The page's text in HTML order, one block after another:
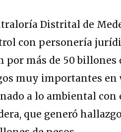
Distrital de
con personería
por más de 50 billones
muy importantes en
a lo ambiental
que generó